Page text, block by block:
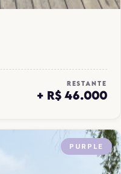
RESTANTE
+ R$ 46.000
PURPLE